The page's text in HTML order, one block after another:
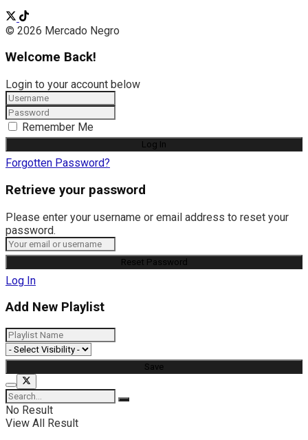
© 2026 Mercado Negro
Welcome Back!
Login to your account below
Remember Me
Forgotten Password?
Retrieve your password
Please enter your username or email address to reset your
password.
Log In
Add New Playlist
No Result
View All Result